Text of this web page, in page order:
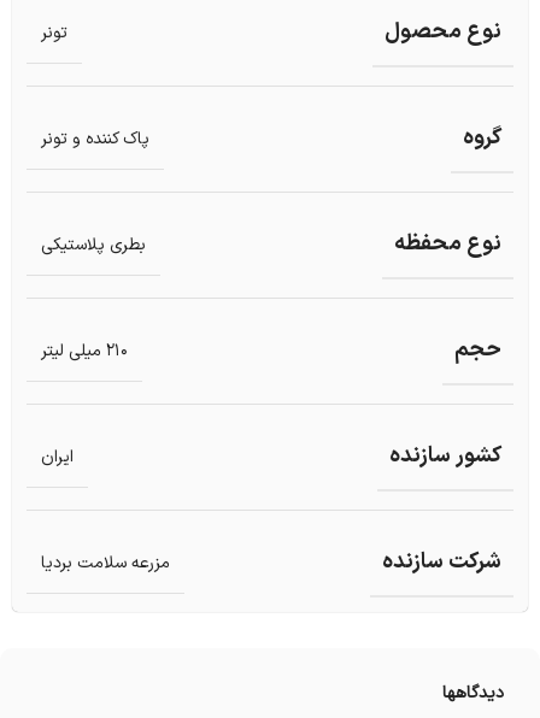
نوع محصول تونر
گروه پاک کننده و تونر
نوع محفظه بطری پلاستیکی
حجم 210 میلی لیتر
کشور سازنده ایران
شرکت سازنده مزرعه سلامت بردیا
دیدگاهها